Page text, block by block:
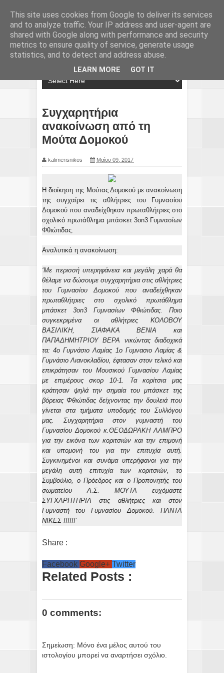
Συγχαρητήρια
ανακοίνωση από τη
Μούτα Δομοκού
kalimerisnikos Μαΐου 09, 2017
Η διοίκηση της Μούτας Δομοκού με ανακοίνωση
της συγχαίρει τις αθλήτριες του Γυμνασίου
Δομοκού που αναδείχθηκαν πρωταθλήτριες στο
σχολικό πρωτάθλημα μπάσκετ 3on3 Γυμνασίων
Φθιώτιδας.
Αναλυτικά η ανακοίνωση:
‘Με περισσή υπερηφάνεια και μεγάλη χαρά θα
θέλαμε να δώσουμε συγχαρητήρια στις αθλήτριες
του Γυμνασίου Δομοκού που αναδείχθηκαν
πρωταθλήτριες στο σχολικό πρωτάθλημα
μπάσκετ 3on3 Γυμνασίων Φθιώτιδας. Ποιο
συγκεκριμένα οι αθλήτριες ΚΟΛΟΒΟΥ
ΒΑΣΙΛΙΚΗ, ΣΙΑΦΑΚΑ ΒΕΝΙΑ και
ΠΑΠΑΔΗΜΗΤΡΙΟΥ ΒΕΡΑ νικώντας διαδοχικά
τα: 4ο Γυμνάσιο Λαμίας 1ο Γυμνασιο Λαμίας &
Γυμνάσιο Λιανοκλαδίου, έφτασαν στον τελικό και
επικράτησαν του Μουσικού Γυμνασίου Λαμίας
με επιμέρους σκορ 10-1. Τα κορίτσια μας
κράτησαν ψηλά την σημαία του μπάσκετ της
βόρειας Φθιώτιδας δείχνοντας την δουλειά που
γίνεται στα τμήματα υποδομής του Συλλόγου
μας. Συγχαρητήρια στον γυμναστή του
Γυμνασίου Δομοκού κ.ΘΕΟΔΩΡΑΚΗ ΛΑΜΠΡΟ
για την εικόνα των κοριτσιών και την επιμονή
και υπομονή του για την επιτυχία αυτή.
Συγκινημένοι και συνάμα υπερήφανοι για την
μεγάλη αυτή επιτυχία των κοριτσιών, το
Συμβούλιο, ο Πρόεδρος και ο Προπονητής του
σωματείου Α.Σ. ΜΟΥΤΑ ευχόμαστε
ΣΥΓΧΑΡΗΤΗΡΙΑ στις αθλήτριες και στον
Γυμναστή του Γυμνασίου Δομοκού. ΠΑΝΤΑ
ΝΙΚΕΣ !!!!!!’
Share :
Facebook Google+ Twitter
Related Posts :
0 comments:
Σημείωση: Μόνο ένα μέλος αυτού του
ιστολογίου μπορεί να αναρτήσει σχόλιο.
This site uses cookies from Google to deliver its services
and to analyze traffic. Your IP address and user-agent are
shared with Google along with performance and security
metrics to ensure quality of service, generate usage
statistics, and to detect and address abuse.
LEARN MORE GOT IT